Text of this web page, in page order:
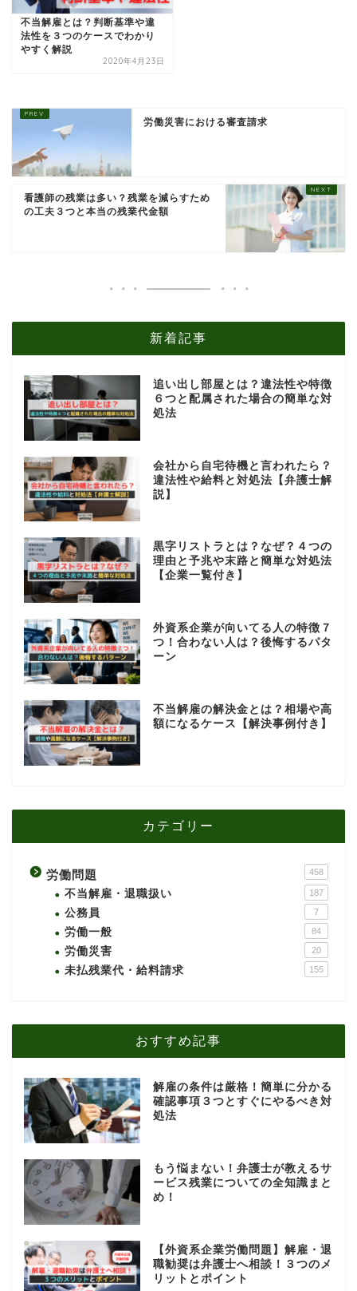
不当解雇とは？判断基準や違
法性を３つのケースでわかり
やすく解説
2020年4月23日
労働災害における審査請求
看護師の残業は多い？残業を減らすため
の工夫３つと本当の残業代金額
新着記事
追い出し部屋とは？違法性や特徴
６つと配属された場合の簡単な対
処法
会社から自宅待機と言われたら？
違法性や給料と対処法【弁護士解
説】
黒字リストラとは？なぜ？４つの
理由と予兆や末路と簡単な対処法
【企業一覧付き】
外資系企業が向いてる人の特徴７
つ！合わない人は？後悔するパタ
ーン
不当解雇の解決金とは？相場や高
額になるケース【解決事例付き】
カテゴリー
労働問題 458
不当解雇・退職扱い 187
公務員 7
労働一般 84
労働災害 20
未払残業代・給料請求 155
おすすめ記事
解雇の条件は厳格！簡単に分かる
確認事項３つとすぐにやるべき対
処法
もう悩まない！弁護士が教えるサ
ービス残業についての全知識まと
め！
【外資系企業労働問題】解雇・退
職勧奨は弁護士へ相談！３つのメ
リットとポイント